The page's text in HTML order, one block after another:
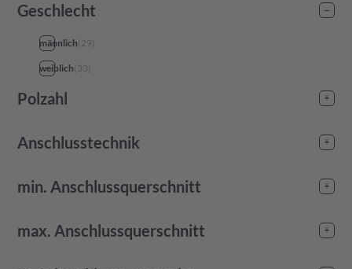
Geschlecht
männlich(29)
weiblich(33)
Polzahl
-
Anschlusstechnik
34)
Zugfeder
min. Anschlussquerschnitt
max. Anschlussquerschnitt